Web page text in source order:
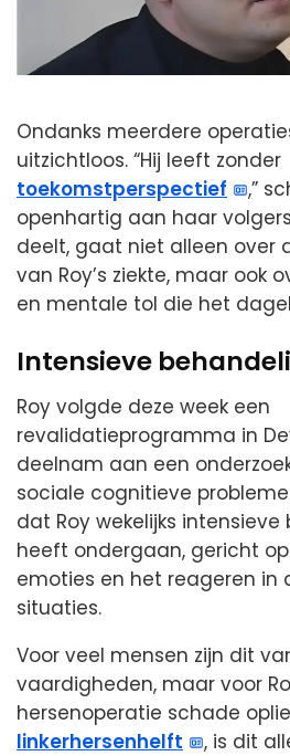
Ondanks meerdere
uitzichtloos. “Hij leeft zonder
toekomstperspectief
,”
openhartig aan haar
deelt, gaat niet alleen over
van Roy’s ziekte, maar ook
en mentale tol die het
Intensieve
Roy volgde deze week een
revalidatieprogramma in
deelnam aan een
sociale cognitieve
dat Roy wekelijks
heeft ondergaan, gericht
emoties en het reageren in
situaties.
Voor veel mensen zijn dit
vaardigheden, maar voor
hersenoperatie schade
linkerhersenhelft
, is dit